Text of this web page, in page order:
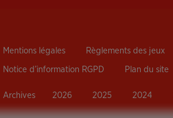
Mentions légales Règlements des jeux
Notice d’information RGPD Plan du site
Archives 2026 2025 2024